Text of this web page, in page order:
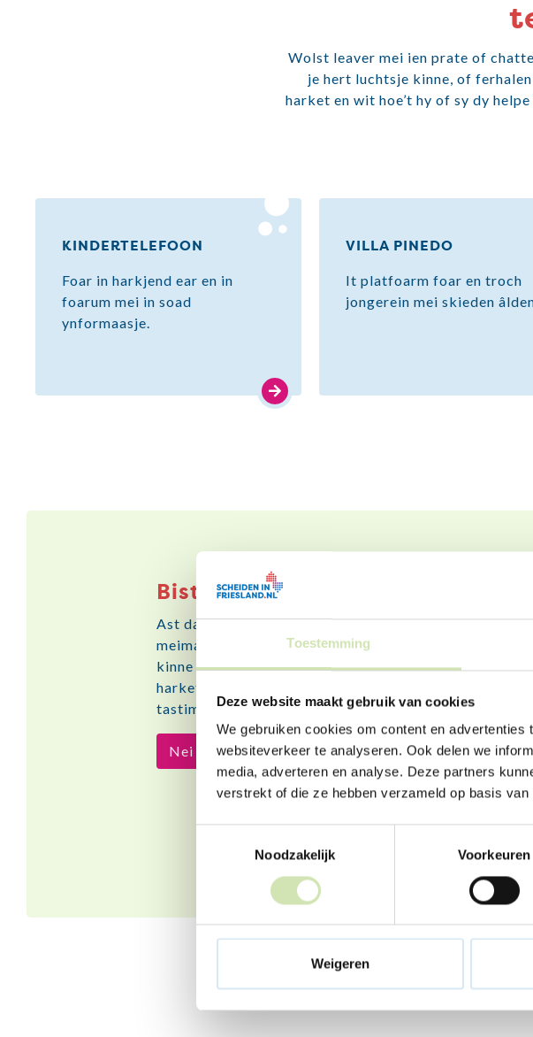
Toestemming
Deze website maakt gebruik van cookies
We gebruiken cookies om content en
websiteverkeer te analyseren. Ook delen we
media, adverteren en analyse. Deze partners
verstrekt of die ze hebben verzameld op basis
Noodzakelijk
Voorkeuren
Weigeren
Wolst leaver mei ien prate of
je hert luchtsje kinne, of
harket en wit hoe’t hy of sy dy
KINDERTELEFOON
Foar in harkjend ear en in
foarum mei in soad
ynformaasje.
VILLA PINEDO
It platfoarm foar en troch
jongerein mei skieden
Bist net allinnich, praat mei in
Ast dat wolst, dan kinst by Villa Pinedo mei ien chatte
meimakke hat op dyn leeftyd. Sa ‘ nien hjit in Buddy. Je
kinne by him of har je ferhaal kwyt of gewoan efkes
harket graach nei dy. It oanfreegjen fan in Buddy
tastimming fan dyn âlden foar nedich.
Nei it Buddyprogramma